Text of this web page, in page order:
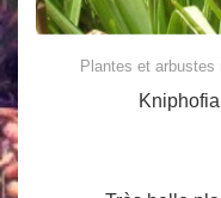
Plantes et arbustes